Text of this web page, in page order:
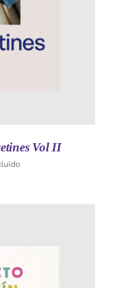
Vol II